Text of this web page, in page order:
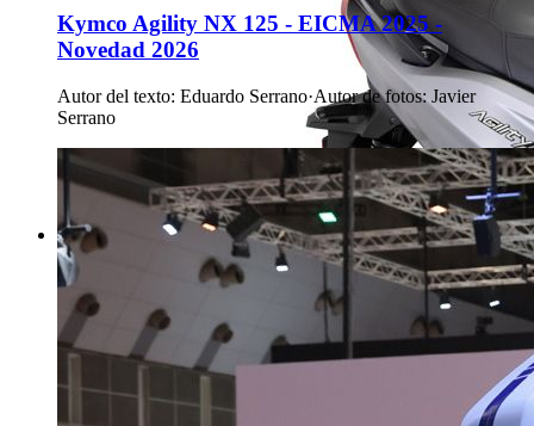
Kymco Agility NX 125 - EICMA 2025 -
Novedad 2026
Autor del texto: Eduardo Serrano·Autor de fotos: Javier
Serrano